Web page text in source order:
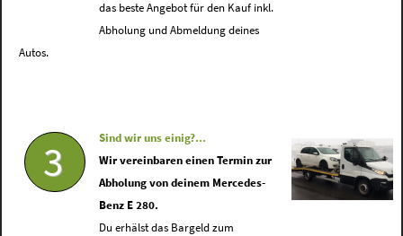
das beste Angebot für den Kauf inkl.
Abholung und Abmeldung deines
Autos.
3
Sind wir uns einig?...
Wir vereinbaren einen Termin zur
Abholung von deinem Mercedes-
Benz E 280.
Du erhälst das Bargeld zum